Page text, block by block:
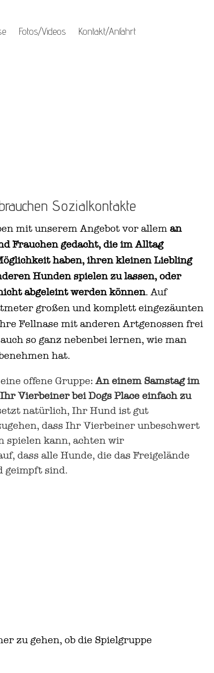
Fotos/Videos Kontakt/Anfahrt
Sozialkontakte
mit unserem Angebot vor allem an
Frauchen gedacht, die im Alltag
haben, ihren kleinen Liebling
Hunden spielen zu lassen, oder
abgeleint werden können. Auf
großen und komplett eingezäunten
Fellnase mit anderen Artgenossen frei
so ganz nebenbei lernen, wie man
hat.
offene Gruppe: An einem Samstag im
Vierbeiner bei Dogs Place einfach zu
natürlich, Ihr Hund ist gut
dass Ihr Vierbeiner unbeschwert
spielen kann, achten wir
dass alle Hunde, die das Freigelände
geimpft sind.
zu gehen, ob die Spielgruppe